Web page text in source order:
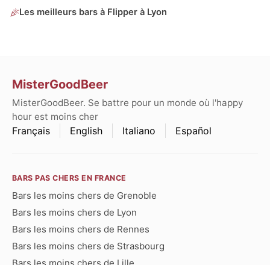
Les meilleurs bars à Flipper à Lyon
MisterGoodBeer
MisterGoodBeer. Se battre pour un monde où l'happy
hour est moins cher
Français English Italiano Español
BARS PAS CHERS EN FRANCE
Bars les moins chers de Grenoble
Bars les moins chers de Lyon
Bars les moins chers de Rennes
Bars les moins chers de Strasbourg
Bars les moins chers de Lille